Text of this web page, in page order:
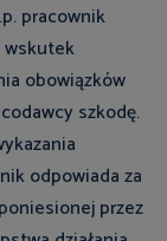
pracownik
wskutek
obowiązków
szkodę.
odpowiada za
przez